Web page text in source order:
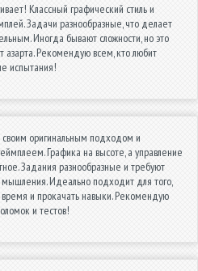
Классный графический стиль и
Задачи разнообразные, что делает
Иногда бывают сложности, но это
азарта. Рекомендую всем, кто любит
испытания!
своим оригинальным подходом и
Графика на высоте, а управление
Задания разнообразные и требуют
мышления. Идеально подходит для того,
время и прокачать навыки. Рекомендую
и тестов!